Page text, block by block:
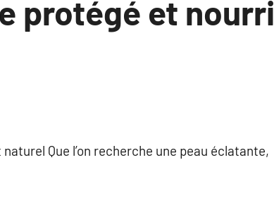
protégé et nourri
Que l’on recherche une peau éclatante,